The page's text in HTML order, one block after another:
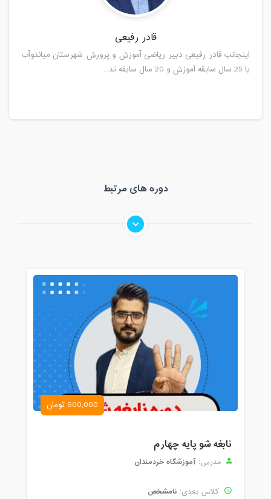
قادر رفیعی
اینجانب قادر رفیعی دبیر ریاضی آموزش و پرورش شهرستان میاندوآب
با 25 سال سایقه آموزش و 20 سال سابقه تد...
دوره های مرتبط
600,000 تومان
نابغه شو پایه چهارم
مدرس: آموزشگاه خردمندان
کلاس بعدی: نامشخص